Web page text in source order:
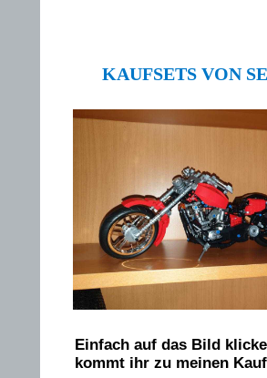
KAUFSETS VON
Einfach auf das Bild
kommt ihr zu meinen